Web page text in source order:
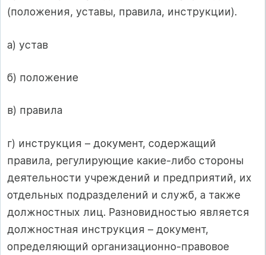
(положения, уставы, правила, инструкции).
а) устав
б) положение
в) правила
г) инструкция – документ, содержащий
правила, регулирующие какие-либо стороны
деятельности учреждений и предприятий, их
отдельных подразделений и служб, а также
должностных лиц. Разновидностью является
должностная инструкция – документ,
определяющий организационно-правовое